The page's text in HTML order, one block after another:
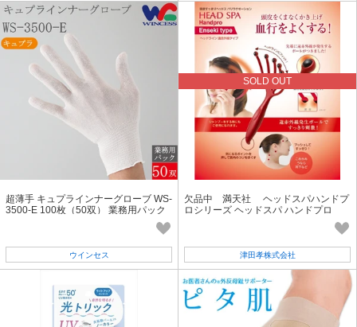
超薄手 キュプラインナーグローブ WS-
3500-E 100枚（50双） 業務用パック
ウインセス
SOLD OUT
欠品中 満天社 ヘッドスパハンドプ
ロシリーズ ヘッドスパ ハンドプロ
津田孝株式会社